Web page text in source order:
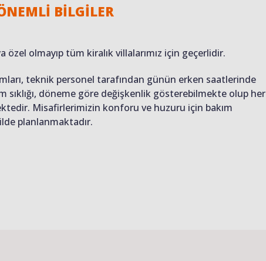
BİLGİLER
özel olmayıp tüm kiralık villalarımız için geçerlidir.
teknik personel tarafından günün erken saatlerinde
döneme göre değişkenlik gösterebilmekte olup her
Misafirlerimizin konforu ve huzuru için bakım
planlanmaktadır.